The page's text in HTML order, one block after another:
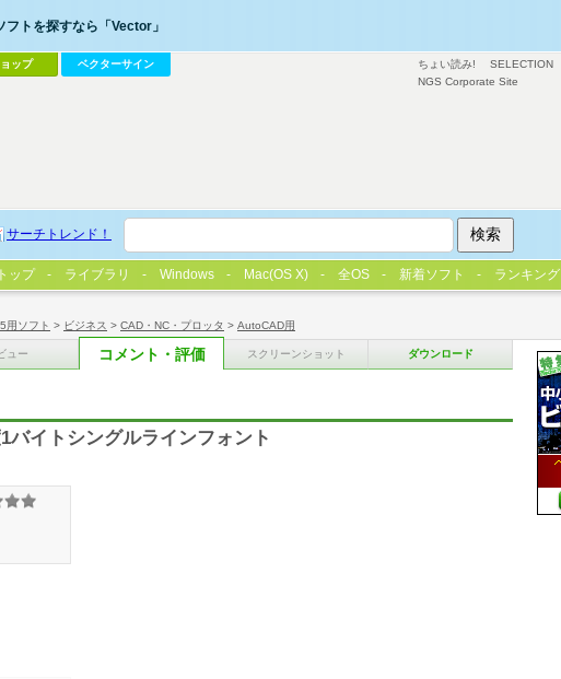
用ソフト > ビジネス > CAD・NC・プロッタ > AutoCAD用
ュー コメント・評価 スクリーンショット ダウンロード
イトシングルラインフォント
ちょい読み! SELECTION
NGS Corporate Site
フトを探すなら「Vector」
ップ ベクターサイン
サーチトレンド！
トップ ライブラリ Windows Mac(OS X) 全OS 新着ソフト ランキング